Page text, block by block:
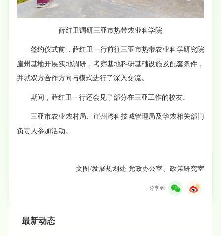
薛红卫调研三亚市热带农业科学院
签约仪式前，薛红卫一行前往三亚市热带农业科学研究院
崖州基地开展实地调研，考察基地科研基础设施及配套条件，
并就双方合作方向与模式进行了深入交流。
期间，薛红卫一行还会见了部分在三亚工作的校友。
三亚市农业农村局、崖州湾科技城管理局及华农相关部门
负责人参加活动。
文图/发展规划处 党政办公室、政策研究室
分享至:
最新动态